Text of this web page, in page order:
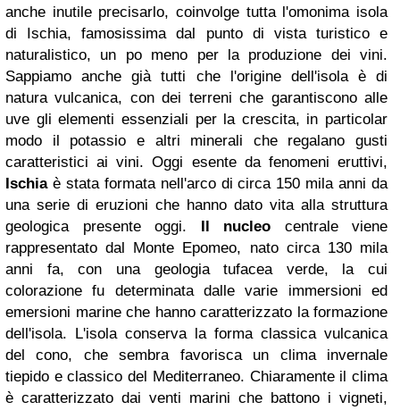
anche inutile precisarlo, coinvolge tutta l'omonima isola
di Ischia, famosissima dal punto di vista turistico e
naturalistico, un po meno per la produzione dei vini.
Sappiamo anche già tutti che l'origine dell'isola è di
natura vulcanica, con dei terreni che garantiscono alle
uve gli elementi essenziali per la crescita, in particolar
modo il potassio e altri minerali che regalano gusti
caratteristici ai vini. Oggi esente da fenomeni eruttivi,
Ischiaè stata formata nell'arco di circa 150 mila anni da
una serie di eruzioni che hanno dato vita alla struttura
geologica presente oggi. Il nucleo centrale viene
rappresentato dal Monte Epomeo, nato circa 130 mila
anni fa, con una geologia tufacea verde, la cui
colorazione fu determinata dalle varie immersioni ed
emersioni marine che hanno caratterizzato la formazione
dell'isola. L'isola conserva la forma classica vulcanica
del cono, che sembra favorisca un clima invernale
tiepido e classico del Mediterraneo. Chiaramente il clima
è caratterizzato dai venti marini che battono i vigneti,